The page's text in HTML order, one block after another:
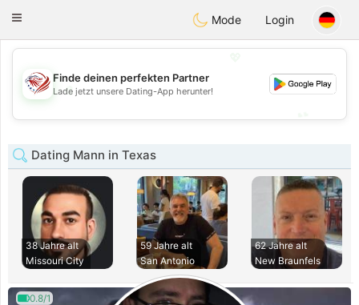
Dating
Toggle
Mode Login
💖
💕
Finde deinen perfekten Partner
Lade jetzt unsere Dating-App herunter!
Dating Mann in Texas
38 Jahre alt
Missouri City
59 Jahre alt
San Antonio
62 Jahre alt
New Braunfels
0.8/1